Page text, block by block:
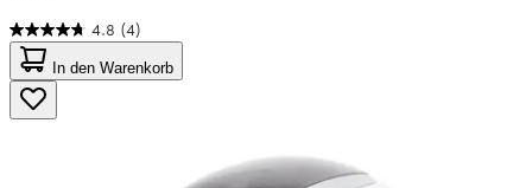
4.8 (4)
4.8
von
5
Sternen.
4
In den Warenkorb